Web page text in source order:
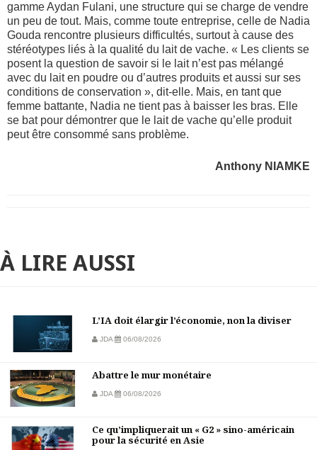
gamme Aydan Fulani, une structure qui se charge de vendre
un peu de tout. Mais, comme toute entreprise, celle de Nadia
Gouda rencontre plusieurs difficultés, surtoutà cause des
stéréotypes liés à la qualité du lait de vache. « Les clients se
posent la question de savoir si le lait n’est pas mélangé
avec du lait en poudre ou d’autres produits et aussi sur ses
conditions de conservation », dit-elle. Mais, en tant que
femme battante, Nadia ne tient pas à baisser les bras. Elle
se bat pour démontrer que le lait de vache qu’elle produit
peut être consommé sans problème.
Anthony NIAMKE
À LIRE AUSSI
L’IA doit élargir l’économie, non la diviser
JDA 06/08/2026
Abattre le mur monétaire
JDA 06/08/2026
Ce qu’impliquerait un « G2 » sino-américain
pour la sécurité en Asie